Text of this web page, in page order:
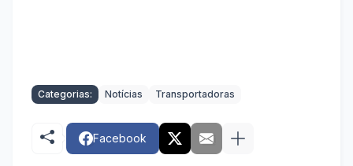
Categorias: Notícias Transportadoras
Facebook